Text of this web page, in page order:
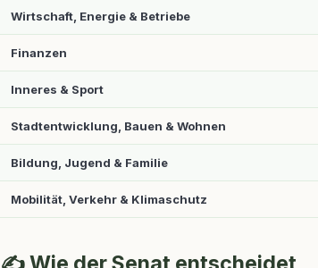
Wirtschaft, Energie & Betriebe
Finanzen
Inneres & Sport
Stadtentwicklung, Bauen & Wohnen
Bildung, Jugend & Familie
Mobilität, Verkehr & Klimaschutz